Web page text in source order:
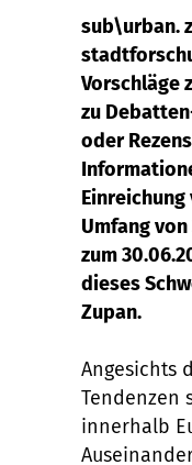
sub\urban.
Vorschläge
zu
oder
Umfang
zum
dieses
Zupan.
Angesichts
Tendenzen
innerhalb